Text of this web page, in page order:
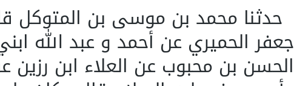
حدثنا محمد بن موسى بن المتوكل
جعفر الحميري عن أحمد و عبد الله
الحسن بن محبوب عن العلاء ابن